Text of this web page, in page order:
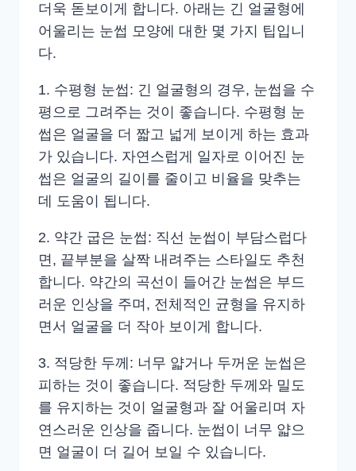
더욱 돋보이게 합니다. 아래는 긴 얼굴형에
어울리는 눈썹 모양에 대한 몇 가지 팁입니
다.
1. 수평형 눈썹: 긴 얼굴형의 경우, 눈썹을 수
평으로 그려주는 것이 좋습니다. 수평형 눈
썹은 얼굴을 더 짧고 넓게 보이게 하는 효과
가 있습니다. 자연스럽게 일자로 이어진 눈
썹은 얼굴의 길이를 줄이고 비율을 맞추는
데 도움이 됩니다.
2. 약간 굽은 눈썹: 직선 눈썹이 부담스럽다
면, 끝부분을 살짝 내려주는 스타일도 추천
합니다. 약간의 곡선이 들어간 눈썹은 부드
러운 인상을 주며, 전체적인 균형을 유지하
면서 얼굴을 더 작아 보이게 합니다.
3. 적당한 두께: 너무 얇거나 두꺼운 눈썹은
피하는 것이 좋습니다. 적당한 두께와 밀도
를 유지하는 것이 얼굴형과 잘 어울리며 자
연스러운 인상을 줍니다. 눈썹이 너무 얇으
면 얼굴이 더 길어 보일 수 있습니다.